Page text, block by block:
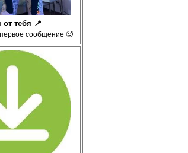
от тебя 📍
сообщение 🥵